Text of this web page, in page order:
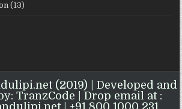
(13)
(2019) | Developed and
TranzCode | Drop email at :